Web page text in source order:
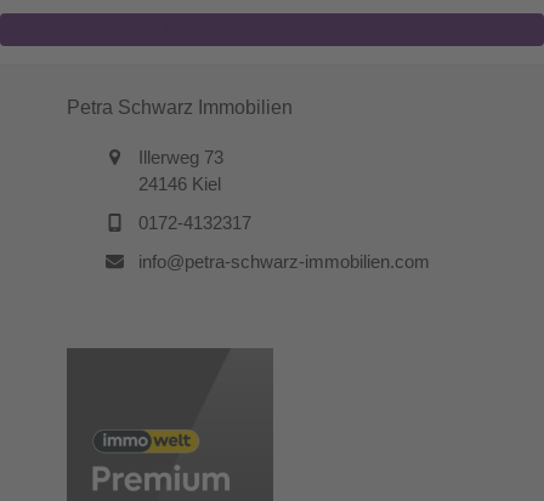
Petra Schwarz Immobilien
Illerweg 73
24146 Kiel
0172-4132317
info@petra-schwarz-immobilien.com